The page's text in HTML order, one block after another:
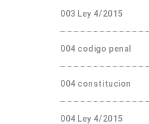
003 Ley 4/2015
004 codigo penal
004 constitucion
004 Ley 4/2015